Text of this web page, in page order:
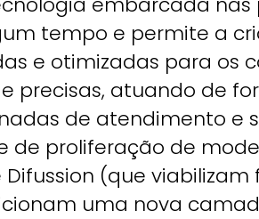
tempo e permite a
e otimizadas para os
precisas, atuando de
de atendimento e
de proliferação de
Difussion (que
uma nova